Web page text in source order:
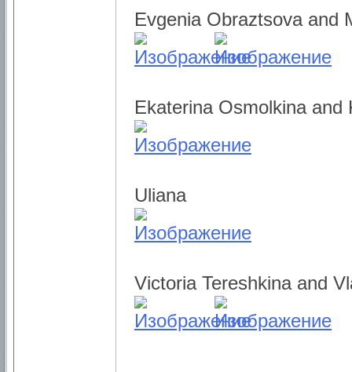
Evgenia Obraztsova and
Ekaterina Osmolkina and
Uliana
Victoria Tereshkina and